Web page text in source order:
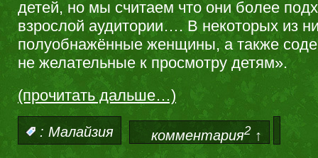
детей, но мы считаем что они более
взрослой аудитории…. В некоторых из
полуобнажённые женщины, а также
не желательные к просмотру детям».
(прочитать дальше…)
: Малайзия комментария2 ↑